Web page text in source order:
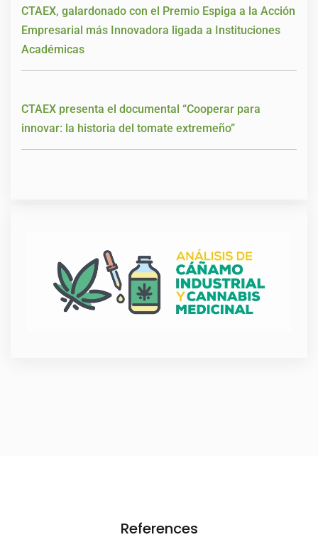
CTAEX, galardonado con el Premio Espiga a la Acción
Empresarial más Innovadora ligada a Instituciones
Académicas
CTAEX presenta el documental “Cooperar para
innovar: la historia del tomate extremeño”
References